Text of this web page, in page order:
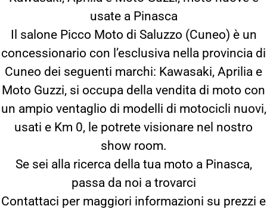
usate a Pinasca
Il salone Picco Moto di Saluzzo (Cuneo) è un
concessionario con l’esclusiva nella provincia di
Cuneo dei seguenti marchi: Kawasaki, Aprilia e
Moto Guzzi, si occupa della vendita di moto con
un ampio ventaglio di modelli di motocicli nuovi,
usati e Km 0, le potrete visionare nel nostro
show room.
Se sei alla ricerca della tua moto a Pinasca,
passa da noi a trovarci
Contattaci per maggiori informazioni su prezzi e